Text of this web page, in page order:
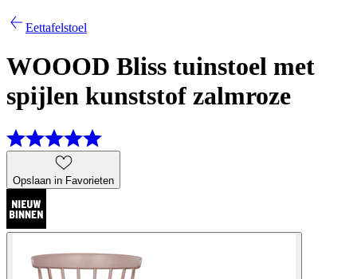
Eettafelstoel
WOOOD Bliss tuinstoel met
spijlen kunststof zalmroze
Opslaan in Favorieten